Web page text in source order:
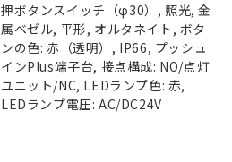
押ボタンスイッチ（φ30）, 照光, 金
属ベゼル, 平形, オルタネイト, ボタ
ンの色: 赤（透明）, IP66, プッシュ
インPlus端子台, 接点構成: NO/点灯
ユニット/NC, LEDランプ色: 赤,
LEDランプ電圧: AC/DC24V